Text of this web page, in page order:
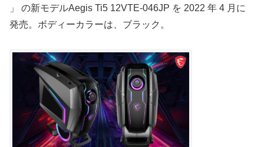
」 の新モデルAegis Ti5 12VTE-046JP を 2022 年 4 月に
発売。ボディーカラーは、ブラック。